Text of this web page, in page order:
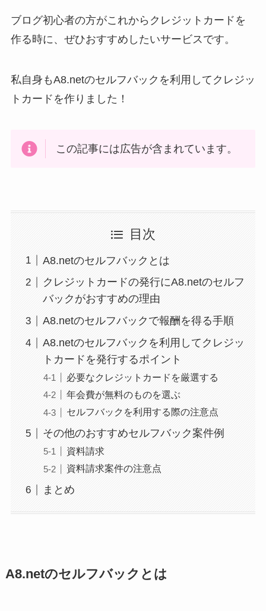
ブログ初心者の方がこれからクレジットカードを
作る時に、ぜひおすすめしたいサービスです。
私自身もA8.netのセルフバックを利用してクレジッ
トカードを作りました！
この記事には広告が含まれています。
目次
A8.netのセルフバックとは
クレジットカードの発行にA8.netのセルフ
バックがおすすめの理由
A8.netのセルフバックで報酬を得る手順
A8.netのセルフバックを利用してクレジッ
トカードを発行するポイント
必要なクレジットカードを厳選する
年会費が無料のものを選ぶ
セルフバックを利用する際の注意点
その他のおすすめセルフバック案件例
資料請求
資料請求案件の注意点
まとめ
A8.netのセルフバックとは